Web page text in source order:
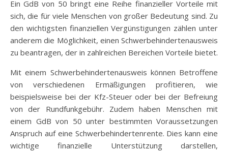
Ein GdB von 50 bringt eine Reihe finanzieller Vorteile mit
sich, die für viele Menschen von großer Bedeutung sind. Zu
den wichtigsten finanziellen Vergünstigungen zählen unter
anderem die Möglichkeit, einen Schwerbehindertenausweis
zu beantragen, der in zahlreichen Bereichen Vorteile bietet.
Mit einem Schwerbehindertenausweis können Betroffene
von verschiedenen Ermäßigungen profitieren, wie
beispielsweise bei der Kfz-Steuer oder bei der Befreiung
von der Rundfunkgebühr. Zudem haben Menschen mit
einem GdB von 50 unter bestimmten Voraussetzungen
Anspruch auf eine Schwerbehindertenrente. Dies kann eine
wichtige finanzielle Unterstützung darstellen,